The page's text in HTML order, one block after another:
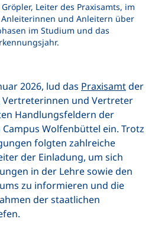
Leiter des Praxisamts, im
und Anleitern über
im Studium und das
2026, lud das Praxisamtder
Vertreterinnen und Vertreter
Handlungsfeldern der
Wolfenbüttel ein. Trotz
folgten zahlreiche
der Einladung, um sich
in der Lehre sowie den
zu informieren und die
der staatlichen